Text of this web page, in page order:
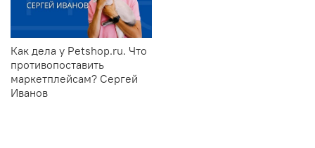
Как дела у Petshop.ru. Что
противопоставить
маркетплейсам? Сергей
Иванов